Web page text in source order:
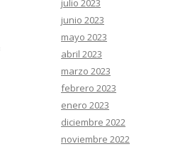
julio 2023
junio 2023
mayo 2023
abril 2023
marzo 2023
febrero 2023
enero 2023
diciembre 2022
noviembre 2022